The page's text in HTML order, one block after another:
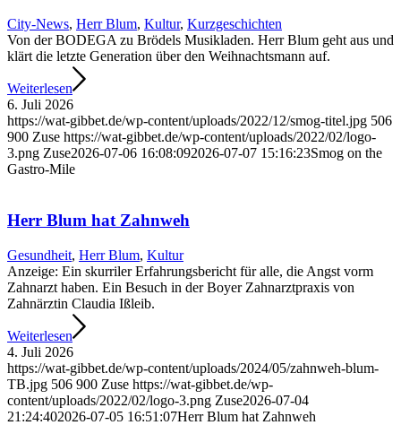
City-News, Herr Blum, Kultur, Kurzgeschichten
Von der BODEGA zu Brödels Musikladen. Herr Blum geht aus und
klärt die letzte Generation über den Weihnachtsmann auf.
Weiterlesen
6. Juli 2026
https://wat-gibbet.de/wp-content/uploads/2022/12/smog-titel.jpg 506
900 Zuse https://wat-gibbet.de/wp-content/uploads/2022/02/logo-
3.png Zuse2026-07-06 16:08:092026-07-07 15:16:23Smog on the
Gastro-Mile
Herr Blum hat Zahnweh
Gesundheit, Herr Blum, Kultur
Anzeige: Ein skurriler Erfahrungs­bericht für alle, die Angst vorm
Zahnarzt haben. Ein Besuch in der Boyer Zahnarztpraxis von
Zahnärztin Claudia Ißleib.
Weiterlesen
4. Juli 2026
https://wat-gibbet.de/wp-content/uploads/2024/05/zahnweh-blum-
TB.jpg 506 900 Zuse https://wat-gibbet.de/wp-
content/uploads/2022/02/logo-3.png Zuse2026-07-04
21:24:402026-07-05 16:51:07Herr Blum hat Zahnweh